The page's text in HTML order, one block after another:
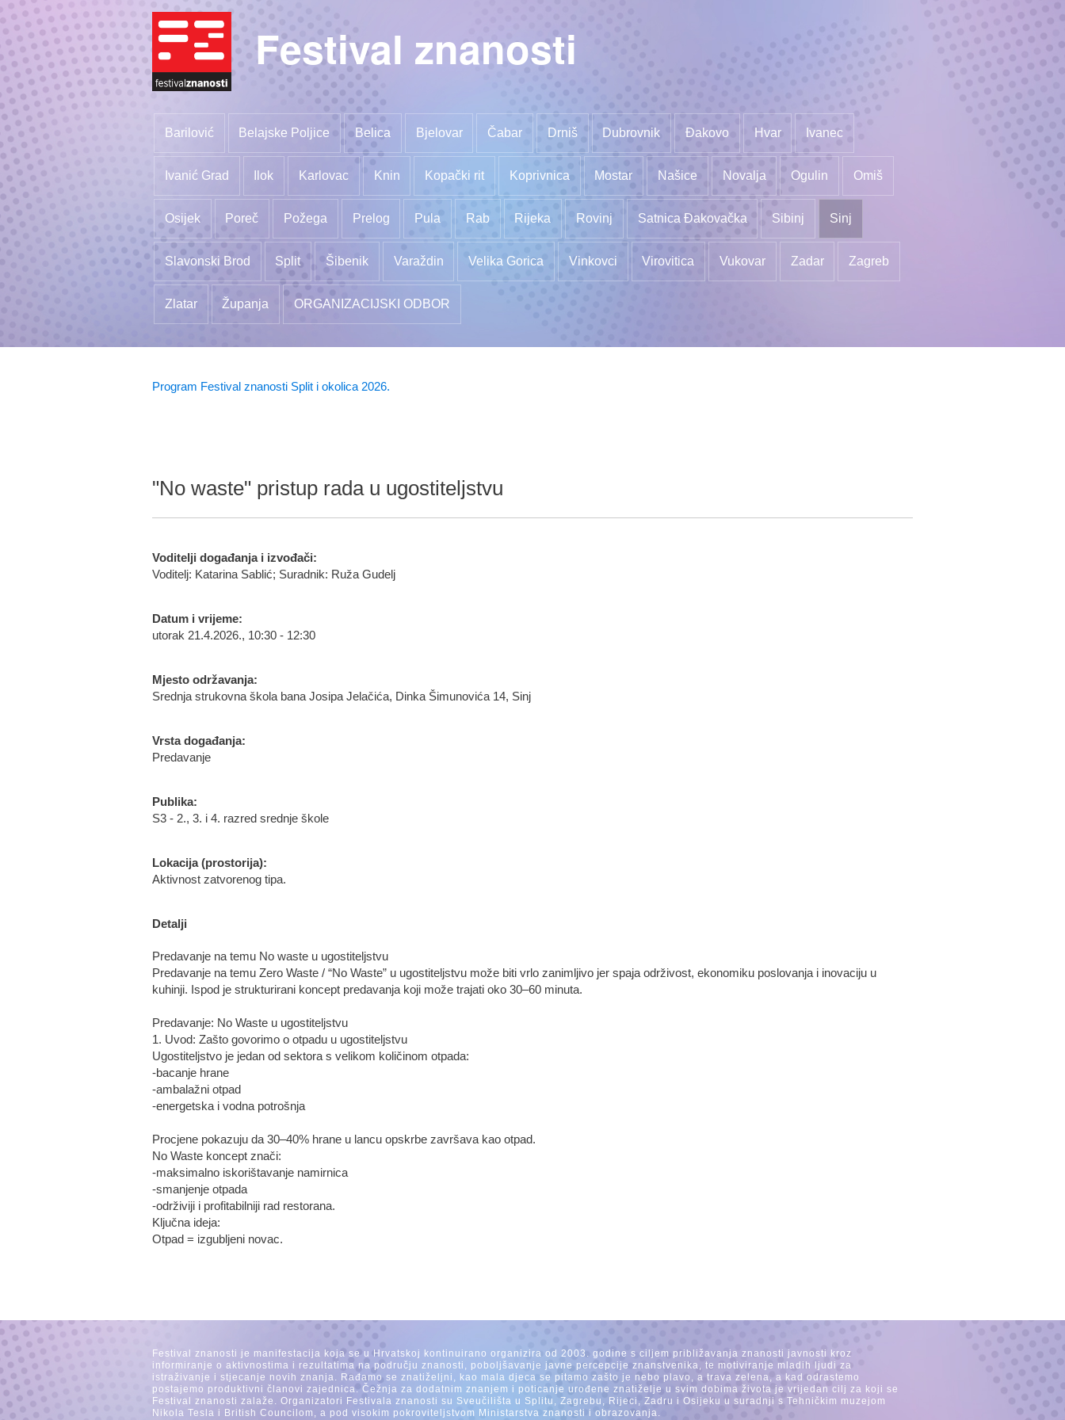
Festival znanosti
Barilović Belajske Poljice Belica Bjelovar Čabar Drniš Dubrovnik Đakovo Hvar Ivanec
Ivanić Grad Ilok Karlovac Knin Kopački rit Koprivnica Mostar Našice Novalja Ogulin Omiš
Osijek Poreč Požega Prelog Pula Rab Rijeka Rovinj Satnica Đakovačka Sibinj Sinj
Slavonski Brod Split Šibenik Varaždin Velika Gorica Vinkovci Virovitica Vukovar Zadar Zagreb
Zlatar Županja ORGANIZACIJSKI ODBOR
Program Festival znanosti Split i okolica 2026.
"No waste" pristup rada u ugostiteljstvu
Voditelji događanja i izvođači:
Voditelj: Katarina Sablić; Suradnik: Ruža Gudelj
Datum i vrijeme:
utorak 21.4.2026., 10:30 - 12:30
Mjesto održavanja:
Srednja strukovna škola bana Josipa Jelačića, Dinka Šimunovića 14, Sinj
Vrsta događanja:
Predavanje
Publika:
S3 - 2., 3. i 4. razred srednje škole
Lokacija (prostorija):
Aktivnost zatvorenog tipa.
Detalji
Predavanje na temu No waste u ugostiteljstvu
Predavanje na temu Zero Waste / “No Waste” u ugostiteljstvu može biti vrlo zanimljivo jer spaja održivost, ekonomiku poslovanja i inovaciju u
kuhinji. Ispod je strukturirani koncept predavanja koji može trajati oko 30–60 minuta.
Predavanje: No Waste u ugostiteljstvu
1. Uvod: Zašto govorimo o otpadu u ugostiteljstvu
Ugostiteljstvo je jedan od sektora s velikom količinom otpada:
-bacanje hrane
-ambalažni otpad
-energetska i vodna potrošnja
Procjene pokazuju da 30–40% hrane u lancu opskrbe završava kao otpad.
No Waste koncept znači:
-maksimalno iskorištavanje namirnica
-smanjenje otpada
-održiviji i profitabilniji rad restorana.
Ključna ideja:
Otpad = izgubljeni novac.
Festival znanosti je manifestacija koja se u Hrvatskoj kontinuirano organizira od 2003. godine s ciljem približavanja znanosti javnosti kroz
informiranje o aktivnostima i rezultatima na području znanosti, poboljšavanje javne percepcije znanstvenika, te motiviranje mladih ljudi za
istraživanje i stjecanje novih znanja. Rađamo se znatiželjni, kao mala djeca se pitamo zašto je nebo plavo, a trava zelena, a kad odrastemo
postajemo produktivni članovi zajednica. Čežnja za dodatnim znanjem i poticanje urođene znatiželje u svim dobima života je vrijedan cilj za koji se
Festival znanosti zalaže. Organizatori Festivala znanosti su Sveučilišta u Splitu, Zagrebu, Rijeci, Zadru i Osijeku u suradnji s Tehničkim muzejom
Nikola Tesla i British Councilom, a pod visokim pokroviteljstvom Ministarstva znanosti i obrazovanja.